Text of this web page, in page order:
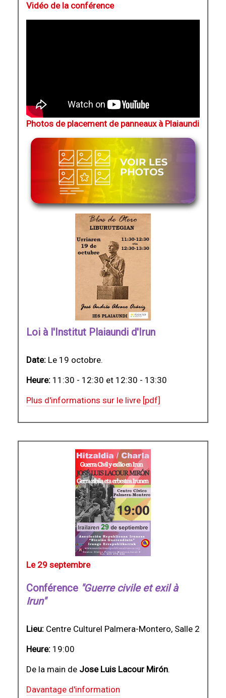
Vidéo de la conférence
Photos de placement de panneaux à Plaiaundi
Loi à l'Institut Plaiaundi d'Irun
Date: Le 19 octobre.
Heure: 11:30 - 12:30 et 12:30 - 13:30
Plus d'informations sur le livre [pdf]
Le 29 septembre
Conférence "Guerre civile et exil à
Irun"
Lieu: Centre Culturel Palmera-Montero, Salle 2
Heure: 19:00
De la main de Jose Luis Lacour Mirón.
Davantage d'information